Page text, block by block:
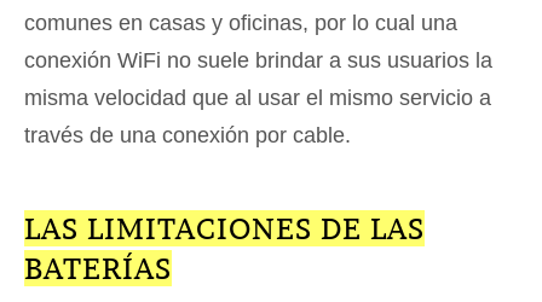
comunes en casas y oficinas, por lo cual una
conexión WiFi no suele brindar a sus usuarios la
misma velocidad que al usar el mismo servicio a
través de una conexión por cable.
LAS LIMITACIONES DE LAS
BATERÍAS